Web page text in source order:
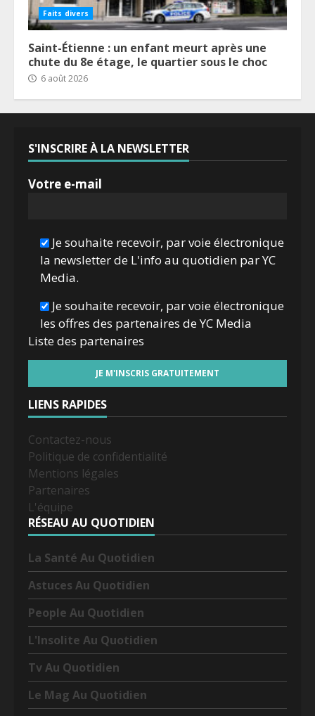
Faits divers
Saint-Étienne : un enfant meurt après une
chute du 8e étage, le quartier sous le choc
6 août 2026
S'INSCRIRE À LA NEWSLETTER
Votre e-mail
Je souhaite recevoir, par voie électronique
la newsletter de L'info au quotidien par YC
Media.
Je souhaite recevoir, par voie électronique
les offres des partenaires de YC Media
Liste des partenaires
LIENS RAPIDES
Contactez-nous
Politique de confidentialité
Mentions légales
Partenaires
L'équipe
RÉSEAU AU QUOTIDIEN
La Santé Au Quotidien
Astuces Au Quotidien
People Au Quotidien
L'Insolite Au Quotidien
Tv Au Quotidien
Le Mag Au Quotidien